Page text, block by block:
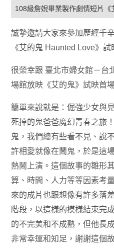
108級詹婗畢業製作劇情短片《
誠摯邀請大家來參加歷經千
《艾的鬼 Haunted Love》試
很榮幸跟 臺北市婦女館－台
場館放映《艾的鬼》試映首
簡單來說就是：倔強少女與
死掉的鬼爸爸魔幻青春之旅
鬼，我們總有些看不見、
許相愛就像在鬧鬼，於是這
熱鬧上演。這個故事的雛形
算、時間、人力等等因素考
來的成片也跟想像有許多落
階段，以這樣的模樣結束完
的不完美和不成熟，但他長
非常幸運和知足，謝謝這個